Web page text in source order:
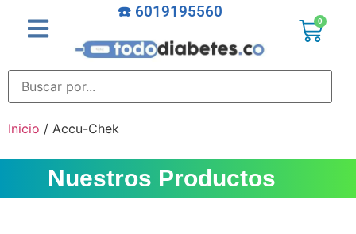
☎️ 6019195560
0
Inicio / Accu-Chek
Nuestros Productos